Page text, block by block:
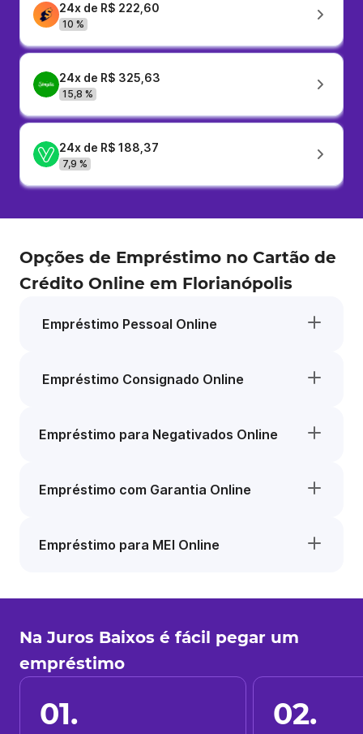
24x de R$ 222,60
10 %
24x de R$ 325,63
15,8 %
24x de R$ 188,37
7,9 %
Opções de Empréstimo no Cartão de
Crédito Online em Florianópolis
Empréstimo Pessoal Online
Empréstimo Consignado Online
Empréstimo para Negativados Online
Empréstimo com Garantia Online
Empréstimo para MEI Online
Na Juros Baixos é fácil pegar um
empréstimo
01. 02.